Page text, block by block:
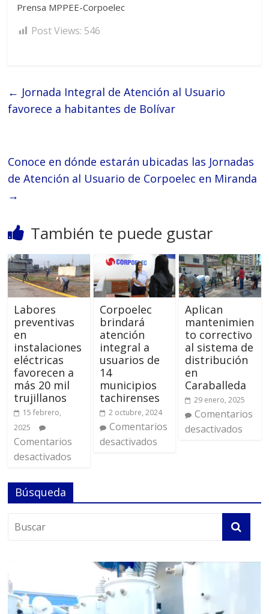
Prensa MPPEE-Corpoelec
Post Views: 546
← Jornada Integral de Atención al Usuario
favorece a habitantes de Bolívar
Conoce en dónde estarán ubicadas las Jornadas
de Atención al Usuario de Corpoelec en Miranda
→
También te puede gustar
Labores
preventivas
en
instalaciones
eléctricas
favorecen a
más 20 mil
trujillanos
15 febrero,
2025
Comentarios
desactivados
Corpoelec
brindará
atención
integral a
usuarios de
14
municipios
tachirenses
2 octubre, 2024
Comentarios
desactivados
Aplican
mantenimien
to correctivo
al sistema de
distribución
en
Caraballeda
29 enero, 2025
Comentarios
desactivados
Búsqueda